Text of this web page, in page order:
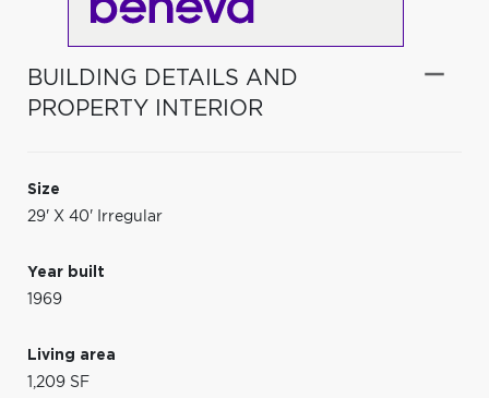
BUILDING DETAILS AND
PROPERTY INTERIOR
Size
29' X 40' Irregular
Year built
1969
Living area
1,209 SF